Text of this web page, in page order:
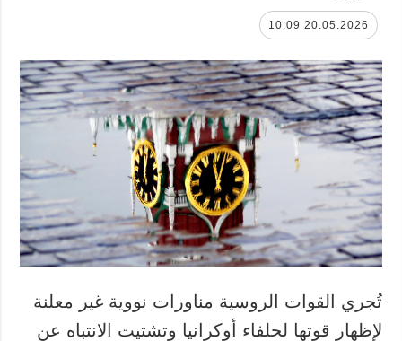
20.05.2026 10:09
تُجري القوات الروسية مناورات نووية غير معلنة
لإظهار قوتها لحلفاء أوكرانيا وتشتيت الانتباه عن